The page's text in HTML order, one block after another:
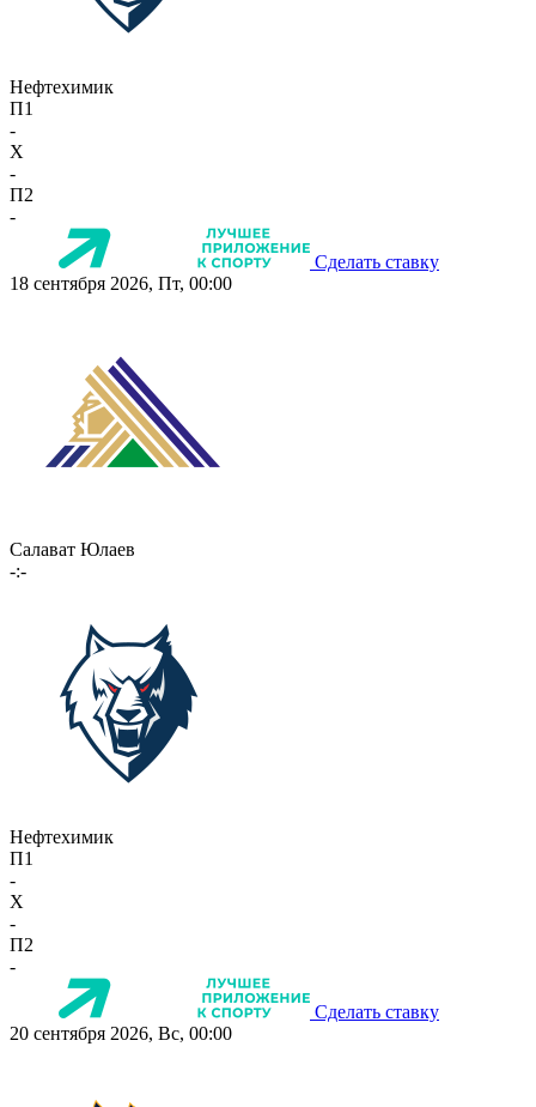
Нефтехимик
П1
-
X
-
П2
-
Сделать ставку
18 сентября 2026, Пт, 00:00
Салават Юлаев
-:-
Нефтехимик
П1
-
X
-
П2
-
Сделать ставку
20 сентября 2026, Вс, 00:00